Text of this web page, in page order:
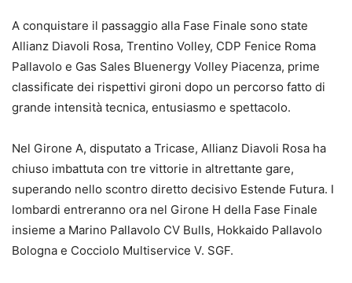
A conquistare il passaggio alla Fase Finale sono state
Allianz Diavoli Rosa, Trentino Volley, CDP Fenice Roma
Pallavolo e Gas Sales Bluenergy Volley Piacenza, prime
classificate dei rispettivi gironi dopo un percorso fatto di
grande intensità tecnica, entusiasmo e spettacolo.
Nel Girone A, disputato a Tricase, Allianz Diavoli Rosa ha
chiuso imbattuta con tre vittorie in altrettante gare,
superando nello scontro diretto decisivo Estende Futura. I
lombardi entreranno ora nel Girone H della Fase Finale
insieme a Marino Pallavolo CV Bulls, Hokkaido Pallavolo
Bologna e Cocciolo Multiservice V. SGF.